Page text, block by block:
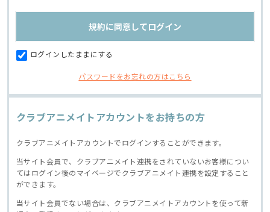
ログインしたままにする
パスワードをお忘れの方はこちら
クラブアニメイトアカウントをお持ちの方
クラブアニメイトアカウントでログインすることができます。
当サイト会員で、クラブアニメイト連携をされていないお客様につい
てはログイン後のマイページでクラブアニメイト連携を設定すること
ができます。
当サイト会員でない場合は、クラブアニメイトアカウントを使って新